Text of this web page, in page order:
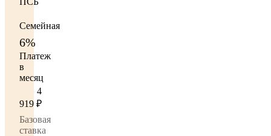
Семейная
6%
Платеж
в
месяц
4
919 ₽
Базовая
ставка